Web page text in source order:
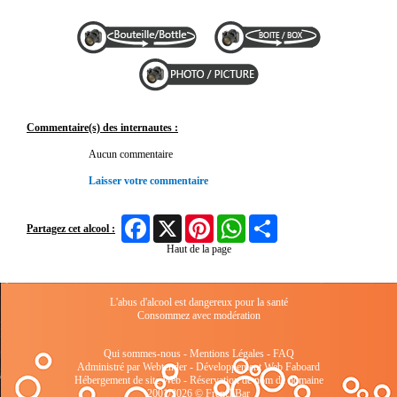
Commentaire(s) des internautes :
Aucun commentaire
Laisser votre commentaire
Partagez cet alcool :
FacebookX Pinterest WhatsApp
Haut de la page
L'abus d'alcool est dangereux pour la santé
Consommez avec modération
Qui sommes-nous- Mentions Légales- FAQ
Administré par Webtender - Développement Web Faboard
Hébergement de site Web- Réservation de nom de domaine
2001/2026 © FrenchBar